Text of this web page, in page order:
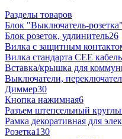
Разделы товаров
Блок "Выключатель-розетка"
Блок розеток, удлинитель26
Вилка с защитным
Вилка стандарта CEE
Вставка/крышка для
Выключатели,
Диммер30
Кнопка нажимная6
Разъем штепсельный
Рамка декоративная для
Розетка130